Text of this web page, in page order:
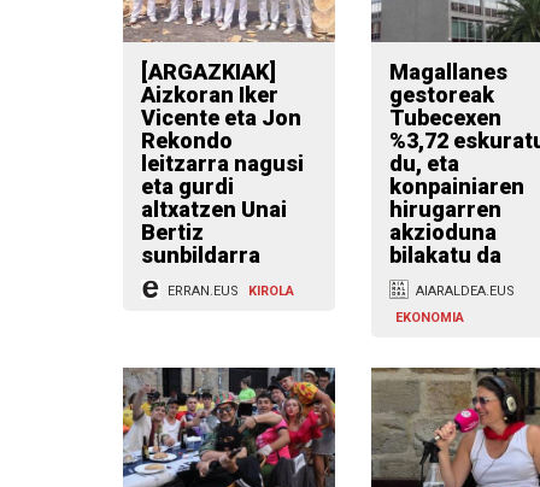
[ARGAZKIAK]
Aizkoran Iker
Vicente eta Jon
Rekondo
leitzarra nagusi
eta gurdi
altxatzen Unai
Bertiz
sunbildarra
ERRAN.EUS KIROLA
Magallanes
gestoreak
Tubecexen
%3,72
du, eta
konpainiaren
hirugarren
akzioduna
bilakatu da
AIARALDEA.EUS
EKONOMIA